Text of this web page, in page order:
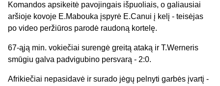
Komandos apsikeitė pavojingais išpuoliais, o galiausiai
aršioje kovoje E.Mabouka įspyrė E.Canui į kelį - teisėjas
po video peržiūros parodė raudoną kortelę.
67-ąją min. vokiečiai surengė greitą ataką ir T.Werneris
smūgiu galva padvigubino persvarą - 2:0.
Afrikiečiai nepasidavė ir surado jėgų pelnyti garbės įvartį -